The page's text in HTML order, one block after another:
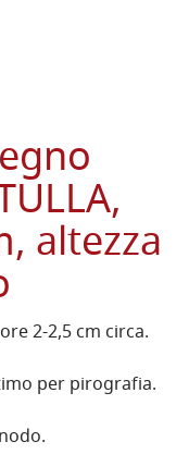
altezza
2-2,5 cm circa.
per pirografia.